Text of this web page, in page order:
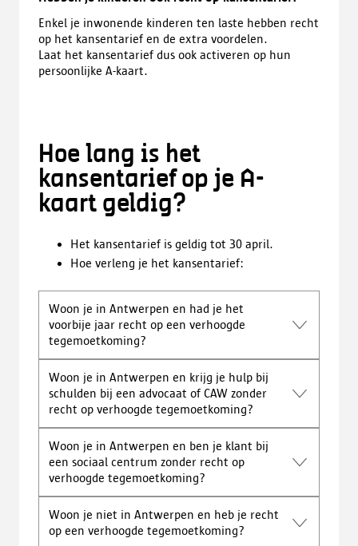
Enkel je inwonende kinderen ten laste hebben recht
op het kansentarief en de extra voordelen.
Laat het kansentarief dus ook activeren op hun
persoonlijke A-kaart.
Hoe lang is het
kansentarief op je A-
kaart geldig?
Het kansentarief is geldig tot 30 april.
Hoe verleng je het kansentarief:
Woon je in Antwerpen en had je het
voorbije jaar recht op een verhoogde
tegemoetkoming?
Woon je in Antwerpen en krijg je hulp bij
schulden bij een advocaat of CAW zonder
recht op verhoogde tegemoetkoming?
Woon je in Antwerpen en ben je klant bij
een sociaal centrum zonder recht op
verhoogde tegemoetkoming?
Woon je niet in Antwerpen en heb je recht
op een verhoogde tegemoetkoming?